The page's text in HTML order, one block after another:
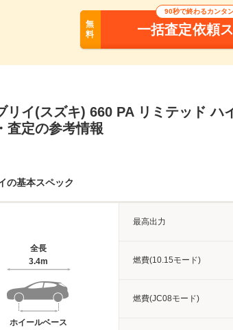
無
料
90秒で終わるカンタ
一括査定依頼
リイ(スズキ) 660 PA リミテッド ハ
査定の参考情報
の基本スペック
全長
3.4m
ホイールベース
最高出力
燃費(10.15モード)
燃費(JC08モード)